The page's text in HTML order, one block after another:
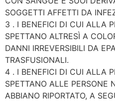
SOGGETTI AFFETTI DA
3 . I BENEFICI DI CUI ALLA
SPETTANO ALTRESÌ A
DANNI IRREVERSIBILI DA
TRASFUSIONALI.
4 . I BENEFICI DI CUI ALLA
SPETTANO ALLE PERSONE
ABBIANO RIPORTATO, A